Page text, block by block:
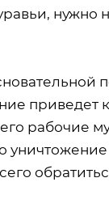
рабочие